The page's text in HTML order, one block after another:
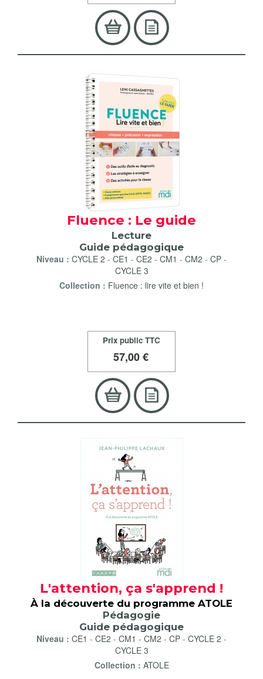
Fluence : Le guide
Lecture
Guide pédagogique
Niveau : CYCLE 2 - CE1 - CE2 - CM1 - CM2 - CP -
CYCLE 3
Collection : Fluence : lire vite et bien !
Prix public TTC
57,00 €
L'attention, ça s'apprend !
À la découverte du programme ATOLE
Pédagogie
Guide pédagogique
Niveau : CE1 - CE2 - CM1 - CM2 - CP - CYCLE 2 -
CYCLE 3
Collection : ATOLE